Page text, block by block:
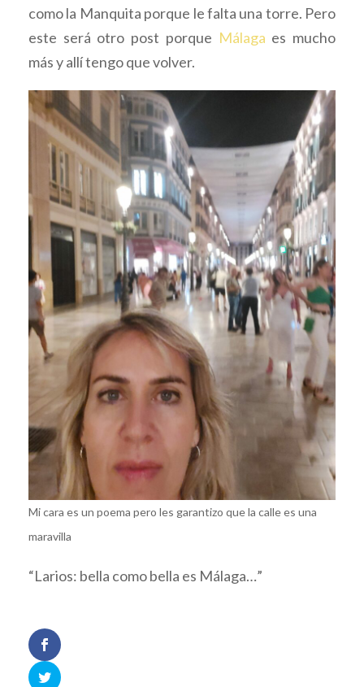
como la Manquita porque le falta una torre. Pero
este será otro post porque Málaga es mucho
más y allí tengo que volver.
Mi cara es un poema pero les garantizo que la calle es una
maravilla
“Larios: bella como bella es Málaga…”